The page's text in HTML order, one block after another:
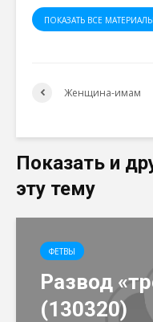
ПОКАЗАТЬ ВСЕ
Женщина-имам
Показать и
эту тему
ФЕТВЫ
Развод
(130320)